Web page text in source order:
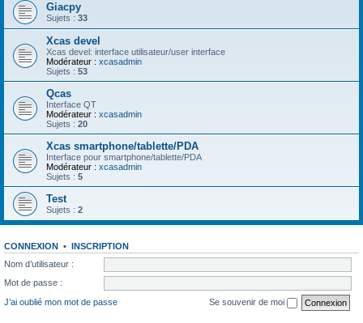
Giacpy
Sujets : 33
Xcas devel
Xcas devel: interface utilisateur/user interface
Modérateur : xcasadmin
Sujets : 53
Qcas
Interface QT
Modérateur : xcasadmin
Sujets : 20
Xcas smartphone/tablette/PDA
Interface pour smartphone/tablette/PDA
Modérateur : xcasadmin
Sujets : 5
Test
Sujets : 2
CONNEXION • INSCRIPTION
Nom d’utilisateur :
Mot de passe :
J’ai oublié mon mot de passe
Se souvenir de moi